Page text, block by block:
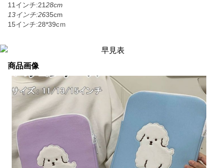
11インチ:2128cm
13インチ:2635cm
15インチ:28*39cｍ
商品画像